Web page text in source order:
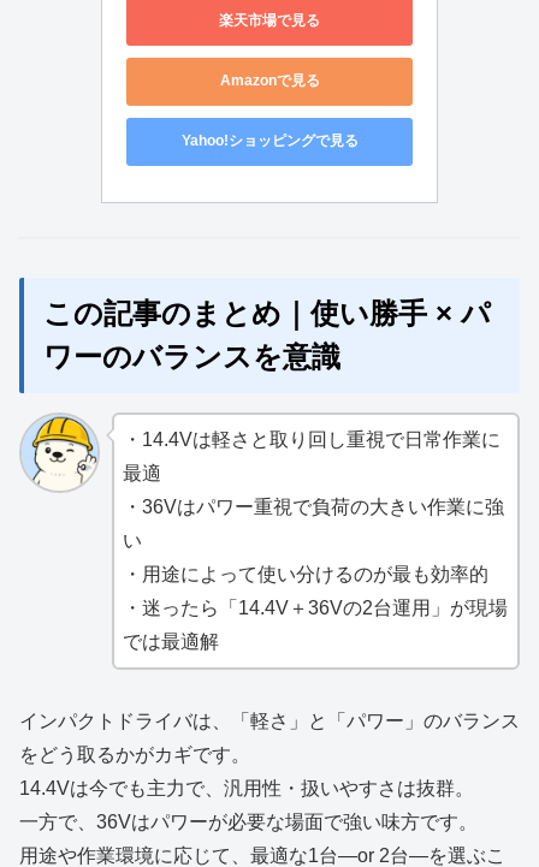
楽天市場で見る
Amazonで見る
Yahoo!ショッピングで見る
この記事のまとめ｜使い勝手 × パ
ワーのバランスを意識
・14.4Vは軽さと取り回し重視で日常作業に
最適
・36Vはパワー重視で負荷の大きい作業に強
い
・用途によって使い分けるのが最も効率的
・迷ったら「14.4V＋36Vの2台運用」が現場
では最適解
インパクトドライバは、「軽さ」と「パワー」のバランス
をどう取るかがカギです。
14.4Vは今でも主力で、汎用性・扱いやすさは抜群。
一方で、36Vはパワーが必要な場面で強い味方です。
用途や作業環境に応じて、最適な1台—or 2台—を選ぶこ